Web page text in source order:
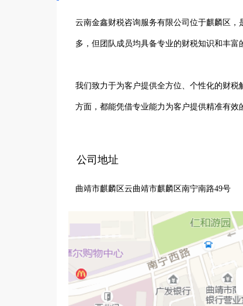
云南金鑫财税咨询服务有限公司位于麒麟区
多，但团队成员均具备专业的财税知识和丰富
我们致力于为客户提供全方位、个性化的财
方面，都能凭借专业能力为客户提供精准有效
效益。
凭借专业、高效、贴心的服务，云南金鑫财
定的合作关系。我们将继续秉持专业精神，
来。
公司地址
曲靖市麒麟区云曲靖市麒麟区南宁南路49号